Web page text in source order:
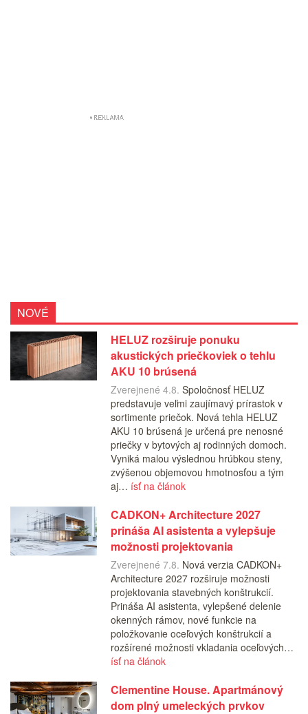
NOVÉ
HELUZ rozširuje ponuku
akustických priečkoviek o tehlu
AKU 10 brúsená
Zverejnené 4.8. Spoločnosť HELUZ
predstavuje veľmi zaujímavý prírastok v
sortimente priečok. Nová tehla HELUZ
AKU 10 brúsená je určená pre nenosné
priečky v bytových aj rodinných domoch.
Vyniká malou výslednou hrúbkou steny,
zvýšenou objemovou hmotnosťou a tým
aj… ísť na článok
CADKON+ Architecture 2027
prináša AI asistenta a vylepšuje
možnosti projektovania
Zverejnené 7.8. Nová verzia CADKON+
Architecture 2027 rozširuje možnosti
projektovania stavebných konštrukcií.
Prináša AI asistenta, vylepšené delenie
okenných rámov, nové funkcie na
položkovanie oceľových konštrukcií a
rozšírené možnosti vkladania oceľových…
ísť na článok
Clementine House. Apartmánový
dom plný umeleckých prvkov